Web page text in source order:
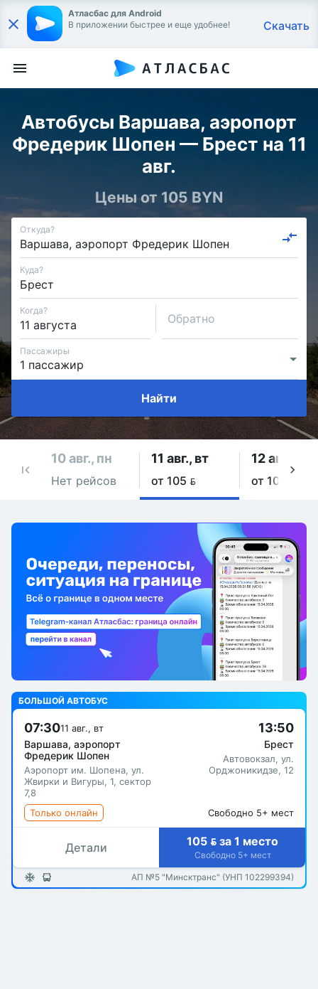
Атласбас для Android
В приложении быстрее и еще удобнее!
Скачать
Автобусы Варшава, аэропорт
Фредерик Шопен — Брест на 11
авг.
Цены от 105 BYN
Откуда?
Куда?
Когда?
Обратно
Пассажиры
Найти
10 авг., пн
Нет рейсов
11 авг., вт
от 105 
12 авг., ср
от 105 
БОЛЬШОЙ АВТОБУС
07:3011 авг., вт
Варшава, аэропорт
Фредерик Шопен
Аэропорт им. Шопена, ул.
Жвирки и Вигуры, 1, сектор
7,8
13:50
Брест
Автовокзал, ул.
Орджоникидзе, 12
Только онлайн Свободно 5+ мест
Детали 105  за 1 место
Свободно 5+ мест
АП №5 "Минсктранс" (УНП 102299394)